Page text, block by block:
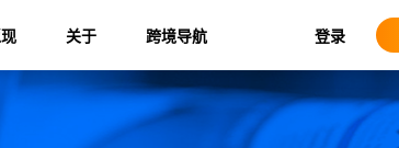
关于 跨境导航 登录